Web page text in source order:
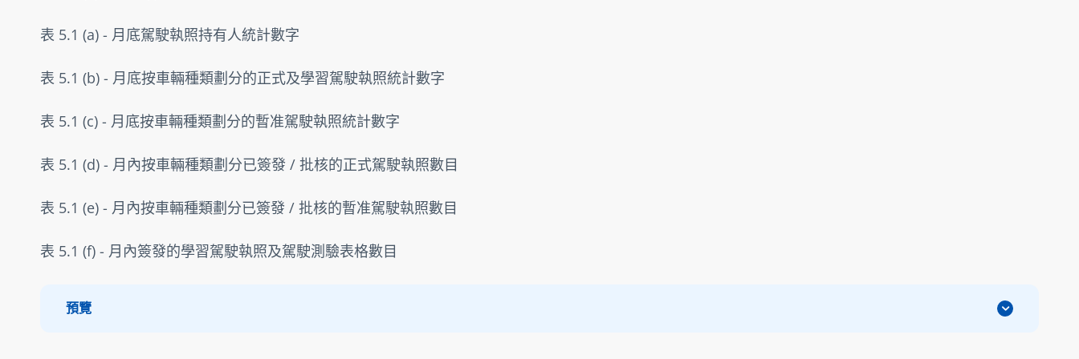
表 5.1 (a) - 月底駕駛執照持有人統計數字
表 5.1 (b) - 月底按車輛種類劃分的正式及學習駕駛執照統計數字
表 5.1 (c) - 月底按車輛種類劃分的暫准駕駛執照統計數字
表 5.1 (d) - 月內按車輛種類劃分已簽發 / 批核的正式駕駛執照數目
表 5.1 (e) - 月內按車輛種類劃分已簽發 / 批核的暫准駕駛執照數目
表 5.1 (f) - 月內簽發的學習駕駛執照及駕駛測驗表格數目
預覽